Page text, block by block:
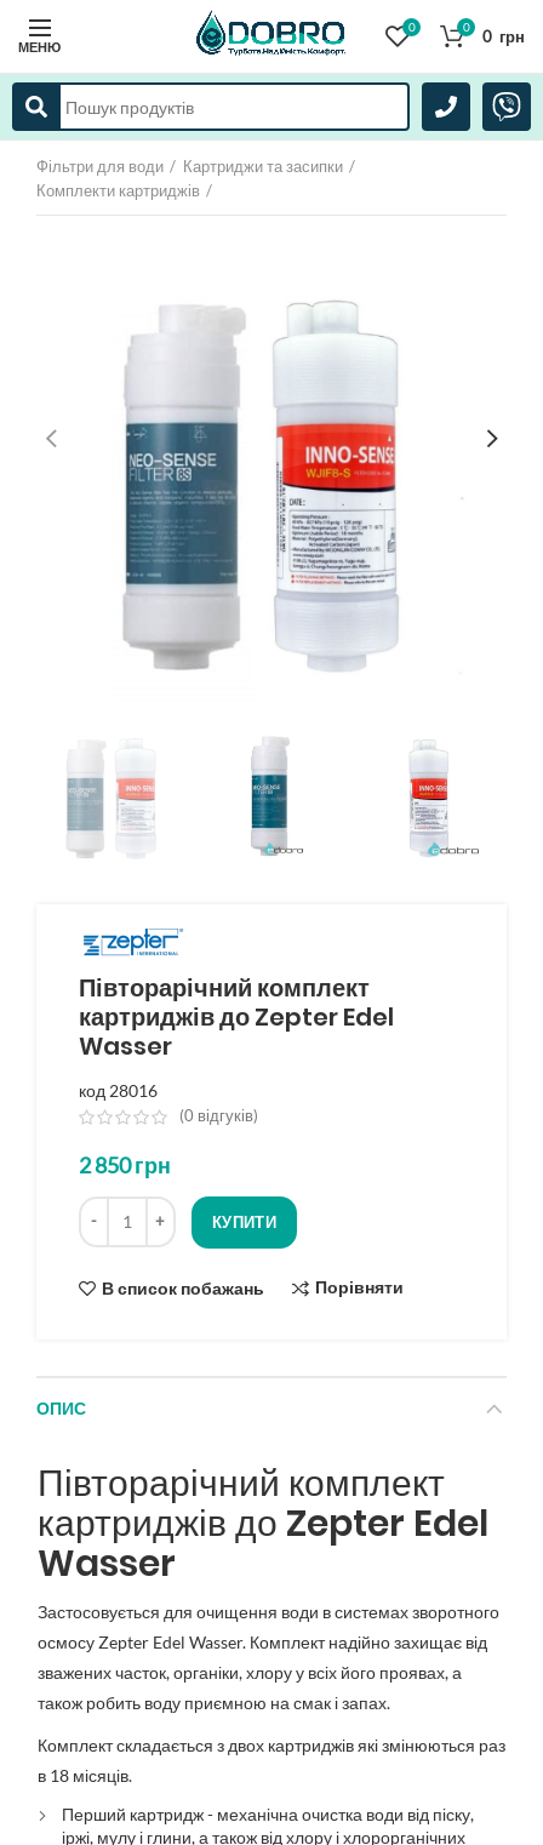
МЕНЮ
0 0 0 грн
Фільтри для води
Картриджи та засипки
Комплекти картриджів
Півторарічний комплект
картриджів до Zepter Edel
Wasser
код 28016
(0 відгуків)
2 850грн
Кількість
КУПИТИ
В список побажань Порівняти
ОПИС
Півторарічний комплект
картриджів до Zepter Edel
Wasser
Застосовується для очищення води в системах зворотного
осмосу Zepter Edel Wasser. Комплект надійно захищає від
зважених часток, органіки, хлору у всіх його проявах, а
також робить воду приємною на смак і запах.
Комплект складається з двох картриджів які змінюються раз
в 18 місяців.
Перший картридж - механічна очистка води від піску,
іржі, мулу і глини, а також від хлору і хлорорганічних